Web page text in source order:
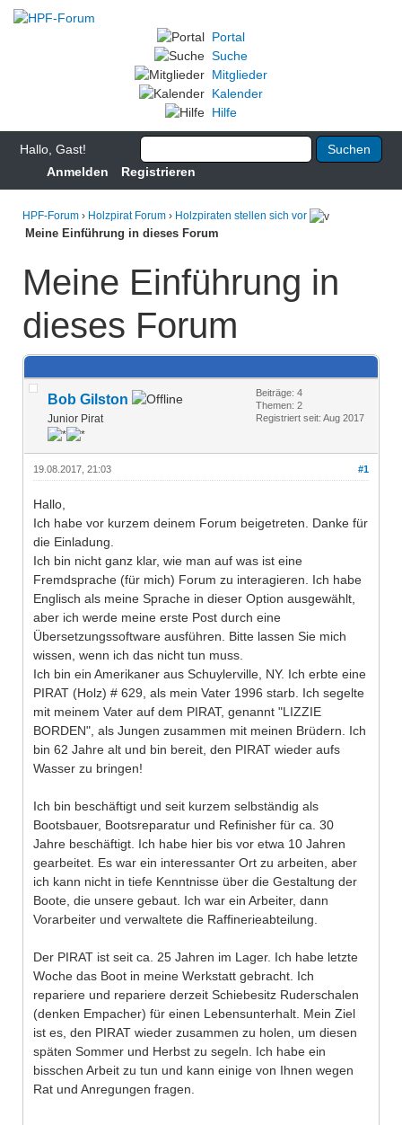
Portal
Suche
Mitglieder
Kalender
Hilfe
Hallo, Gast!
Anmelden
Registrieren
HPF-Forum › Holzpirat Forum › Holzpiraten stellen sich vor
Meine Einführung in dieses Forum
Meine Einführung in
dieses Forum
Bob Gilston
Junior Pirat
Beiträge: 4
Themen: 2
Registriert seit: Aug 2017
#1
19.08.2017, 21:03
Hallo,
Ich habe vor kurzem deinem Forum beigetreten. Danke für
die Einladung.
Ich bin nicht ganz klar, wie man auf was ist eine
Fremdsprache (für mich) Forum zu interagieren. Ich habe
Englisch als meine Sprache in dieser Option ausgewählt,
aber ich werde meine erste Post durch eine
Übersetzungssoftware ausführen. Bitte lassen Sie mich
wissen, wenn ich das nicht tun muss.
Ich bin ein Amerikaner aus Schuylerville, NY. Ich erbte eine
PIRAT (Holz) # 629, als mein Vater 1996 starb. Ich segelte
mit meinem Vater auf dem PIRAT, genannt "LIZZIE
BORDEN", als Jungen zusammen mit meinen Brüdern. Ich
bin 62 Jahre alt und bin bereit, den PIRAT wieder aufs
Wasser zu bringen!
Ich bin beschäftigt und seit kurzem selbständig als
Bootsbauer, Bootsreparatur und Refinisher für ca. 30
Jahre beschäftigt. Ich habe hier bis vor etwa 10 Jahren
gearbeitet. Es war ein interessanter Ort zu arbeiten, aber
ich kann nicht in tiefe Kenntnisse über die Gestaltung der
Boote, die unsere gebaut. Ich war ein Arbeiter, dann
Vorarbeiter und verwaltete die Raffinerieabteilung.
Der PIRAT ist seit ca. 25 Jahren im Lager. Ich habe letzte
Woche das Boot in meine Werkstatt gebracht. Ich
repariere und repariere derzeit Schiebesitz Ruderschalen
(denken Empacher) für einen Lebensunterhalt. Mein Ziel
ist es, den PIRAT wieder zusammen zu holen, um diesen
späten Sommer und Herbst zu segeln. Ich habe ein
bisschen Arbeit zu tun und kann einige von Ihnen wegen
Rat und Anregungen fragen.